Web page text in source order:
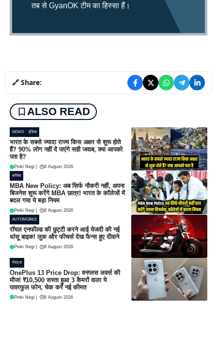
तब से GyanOK टीम का हिस्सा हैं।
🔗 Share:
ALSO READ
NEWS इंडिया
भारत के सबसे ज्यादा राज्य किस अक्षर से शुरू होते
हैं? 90% लोग नहीं दे पाएंगे सही जवाब, क्या आपको
पता है?
Pinki Negi 8 August 2026
करियर
MBA New Policy: अब सिर्फ नौकरी नहीं, अपना
बिजनेस शुरू करेंगे MBA छात्र! भारत के कॉलेजों में
बदल गया ये बड़ा नियम
Pinki Negi 8 August 2026
AUTOMOBILE
रॉयल एनफील्ड की छुट्टी करने आई येजदी की नई
धांसू बाइक! लुक और फीचर्स देख फैन्स हुए दीवाने
Pinki Negi 8 August 2026
गैजेट्स
OnePlus 13 Price Drop: वनप्लस लवर्स की
मौज! ₹10,500 सस्ता हुआ 3 कैमरों वाला ये
पावरफुल फोन, चेक करें नई कीमत
Pinki Negi 8 August 2026